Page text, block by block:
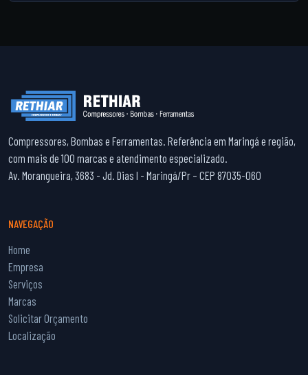
Compressores, Bombas e Ferramentas. Referência em Maringá e região,
com mais de 100 marcas e atendimento especializado.
Av. Morangueira, 3683 - Jd. Dias I - Maringá/Pr – CEP 87035-060
NAVEGAÇÃO
Home
Empresa
Serviços
Marcas
Solicitar Orçamento
Localização